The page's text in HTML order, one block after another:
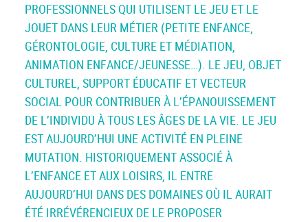
PROFESSIONNELS QUI UTILISENT LE JEU ET LE
JOUET DANS LEUR MÉTIER (PETITE ENFANCE,
GÉRONTOLOGIE, CULTURE ET MÉDIATION,
ANIMATION ENFANCE/JEUNESSE…). LE JEU, OBJET
CULTUREL, SUPPORT ÉDUCATIF ET VECTEUR
SOCIAL POUR CONTRIBUER À L’ÉPANOUISSEMENT
DE L’INDIVIDU À TOUS LES ÂGES DE LA VIE. LE JEU
EST AUJOURD’HUI UNE ACTIVITÉ EN PLEINE
MUTATION. HISTORIQUEMENT ASSOCIÉ À
L’ENFANCE ET AUX LOISIRS, IL ENTRE
AUJOURD’HUI DANS DES DOMAINES OÙ IL AURAIT
ÉTÉ IRRÉVÉRENCIEUX DE LE PROPOSER